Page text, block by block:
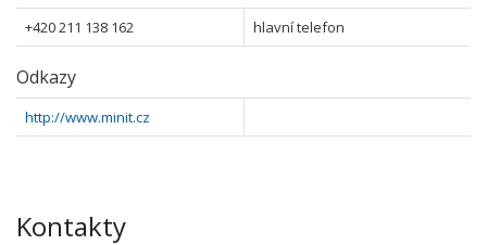
+420 211 138 162 hlavní telefon
Odkazy
http://www.minit.cz
Kontakty